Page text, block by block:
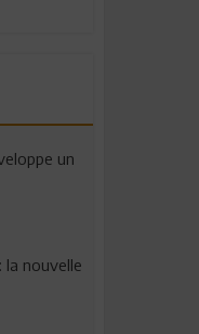
un
la nouvelle